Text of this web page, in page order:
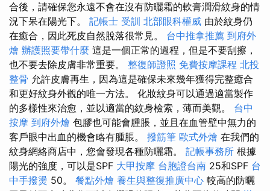
合後，請確保您永遠不會在沒有防曬霜的軟膏潤滑紋身的情
況下呆在陽光下。 記帳士 受訓 北部眼科權威 由於紋身仍
在癒合，因此死皮自然脫落很常見。 台中推拿推薦 到府外
燴 辦護照要帶什麼 這是一個正常的過程，但是不要刮擦，
也不要去除皮膚非常重要。 整復師證照 免費按摩課程 北投
整骨 允許皮膚再生，因為這是確保未來幾年獲得完整癒合
和更好紋身外觀的唯一方法。 化妝紋身可以通過適當製作
的多樣性來治愈，並以適當的紋身檢索，薄而美觀。 台中
按摩 到府外燴 包膠也可能會腫脹，並且在血管壁中無力的
客戶眼中出血的機會略有腫脹。 撥筋筆 歐式外燴 在我們的
紋身網絡商店中，您會發現各種防曬霜。 記帳事務所 根據
陽光的強度，可以是SPF 大甲按摩 台胞證台南 25和SPF 台
中手撥燙 50。 餐點外燴 養生與整復推廣中心 較高的防曬